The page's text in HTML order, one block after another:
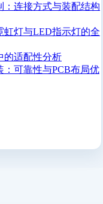
：连接方式与装配结构
虹灯与LED指示灯的全
的适配性分析
可靠性与PCB布局优